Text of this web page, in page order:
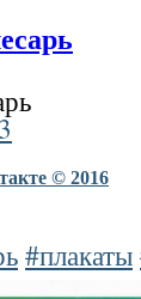
© 2016
#плакаты